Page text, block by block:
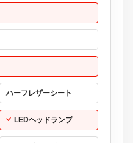
ハーフレザーシート
LEDヘッドランプ